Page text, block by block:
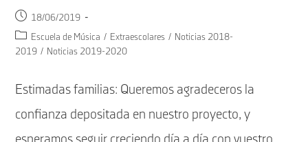
Publicación
de
18/06/2019
Categoría
de
Escuela de Música / Extraescolares / Noticias 2018-
2019 / Noticias 2019-2020
Estimadas familias: Queremos agradeceros la
confianza depositada en nuestro proyecto, y